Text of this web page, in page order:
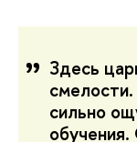
Здесь
сильно